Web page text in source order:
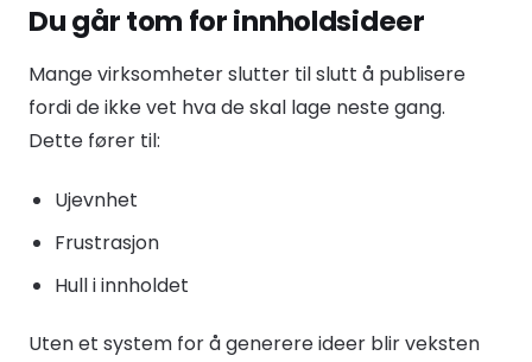
Du går tom for innholdsideer
Mange virksomheter slutter til slutt å publisere
fordi de ikke vet hva de skal lage neste gang.
Dette fører til:
Ujevnhet
Frustrasjon
Hull i innholdet
Uten et system for å generere ideer blir veksten